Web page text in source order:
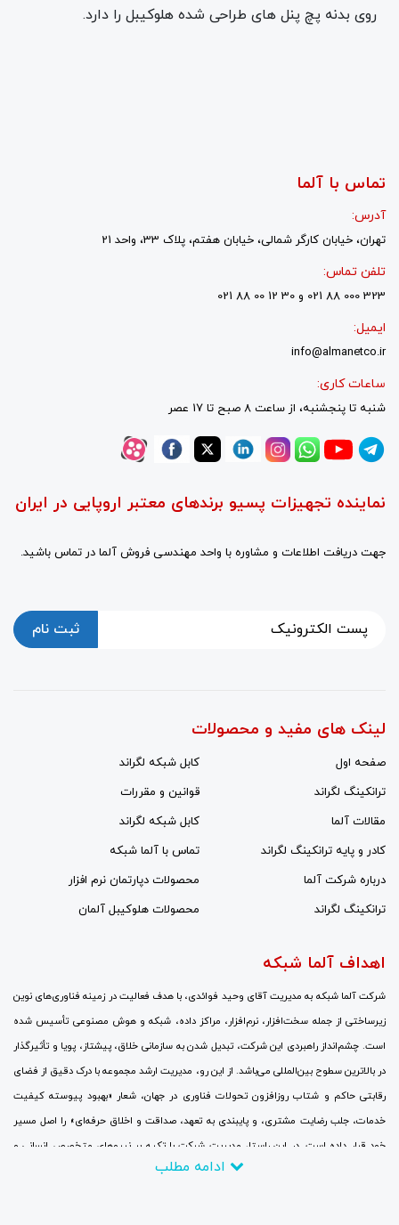
روی بدنه پچ پنل های طراحی شده هلوکیبل را دارد.
تماس با آلما
آدرس:
تهران، خیابان کارگر شمالی، خیابان هفتم، پلاک 33، واحد 21
تلفن تماس:
323 000 88 021 و 30 12 00 88 021
ایمیل:
info@almanetco.ir
ساعات کاری:
شنبه تا پنجشنبه، از ساعت 8 صبح تا 17 عصر
نماینده تجهیزات پسیو برندهای معتبر اروپایی در ایران
جهت دریافت اطلاعات و مشاوره با واحد مهندسی فروش آلما در تماس باشید.
ثبت نام
لینک های مفید و محصولات
صفحه اول
کابل شبکه لگراند
ترانکینگ لگراند
قوانین و مقررات
مقالات آلما
کابل شبکه لگراند
کادر و پایه ترانکینگ لگراند
تماس با آلما شبکه
درباره شرکت آلما
محصولات دپارتمان نرم افزار
ترانکینگ لگراند
محصولات هلوکیبل آلمان
اهداف آلما شبکه
شرکت آلما شبکه به مدیریت آقای وحید فوائدی، با هدف فعالیت در زمینه فناوری‌های نوین
زیرساختی از جمله سخت‌افزار، نرم‌افزار، مراکز داده، شبکه و هوش مصنوعی تأسیس شده
است. چشم‌انداز راهبردی این شرکت، تبدیل شدن به سازمانی خلاق، پیشتاز، پویا و تأثیرگذار
در بالاترین سطوح بین‌المللی می‌باشد. از این رو، مدیریت ارشد مجموعه با درک دقیق از فضای
رقابتی حاکم و شتاب روزافزون تحولات فناوری در جهان، شعار «بهبود پیوسته کیفیت
خدمات، جلب رضایت مشتری، و پایبندی به تعهد، صداقت و اخلاق حرفه‌ای» را اصل مسیر
خود قرار داده است. در این راستا، مدیریت شرکت با تکیه بر نیروهای متخصص انسانی و
سرمایه‌گذاری مالی گسترده، جایگزینی نگرش‌های نوین به جای رویکردهای سنتی، برقراری